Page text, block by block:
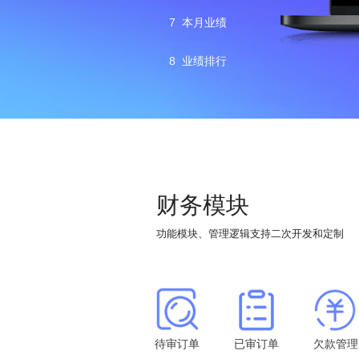
7 本月业绩
8 业绩排行
财务模块
功能模块、管理逻辑支持二次开发和定制
待审订单 已审订单 欠款管理